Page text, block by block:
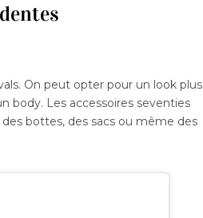
On peut opter pour un look plus
body. Les accessoires seventies
bottes, des sacs ou même des